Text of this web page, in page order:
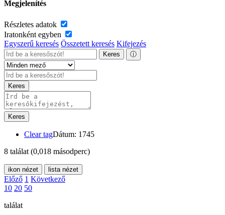
Megjelenítés
Részletes adatok
Iratonként egyben
Egyszerű keresés Összetett keresés Kifejezés
Keres ⓘ
Keres
Keres
Clear tagDátum: 1745
8 találat (0,018 másodperc)
ikon nézet lista nézet
Előző 1 Következő
10 20 50
találat